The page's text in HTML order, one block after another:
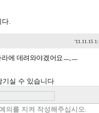
다.
'11.11.15
에 데려와야겠어요ㅡ,ㅡ
실 수 있습니다